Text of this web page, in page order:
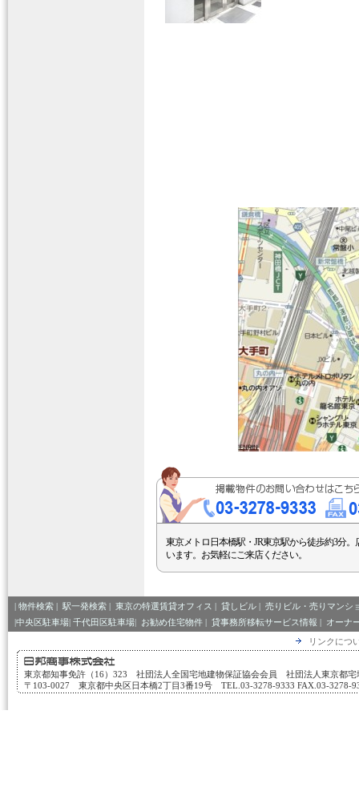
東京メトロ日本橋駅・JR東京駅から徒歩約3分。
います。お気軽にご来店ください。
| 物件検索 | 駅一発検索 | 東京の特選賃貸オフィス | 貸しビル | 売りビル・売りマンシ
|中央区駐車場| 千代田区駐車場| お勧め住宅物件 | 貸事務所移転サービス情報 | オーナ
リンクにつ
東京都知事免許（16）323 社団法人全国宅地建物保証協会会員 社団法人東京都宅
〒103-0027 東京都中央区日本橋2丁目3番19号 TEL.03-3278-9333 FAX.03-3278-